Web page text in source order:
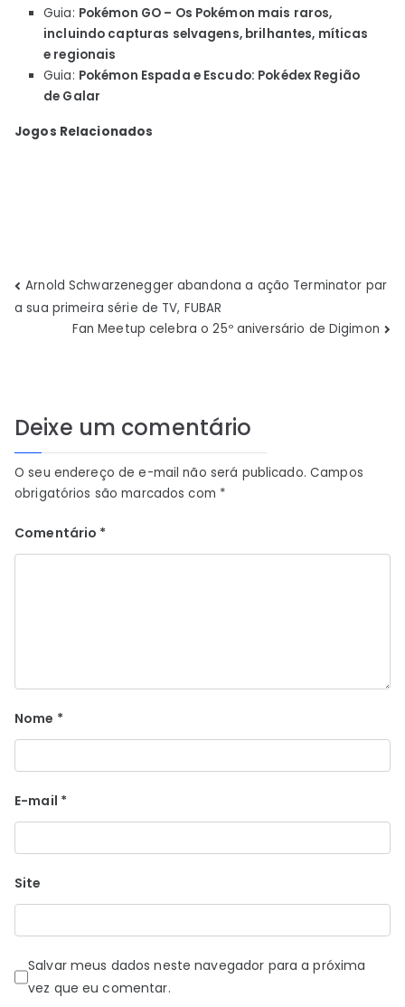
Guia: Pokémon GO – Os Pokémon mais raros,
incluindo capturas selvagens, brilhantes, míticas
e regionais
Guia: Pokémon Espada e Escudo: Pokédex Região
de Galar
Jogos Relacionados
Navegação
Arnold Schwarzenegger abandona a ação Terminator par
a sua primeira série de TV, FUBAR
Fan Meetup celebra o 25º aniversário de Digimon
Deixe um comentário
O seu endereço de e-mail não será publicado. Campos
obrigatórios são marcados com *
Comentário *
Nome *
E-mail *
Site
Salvar meus dados neste navegador para a próxima
vez que eu comentar.